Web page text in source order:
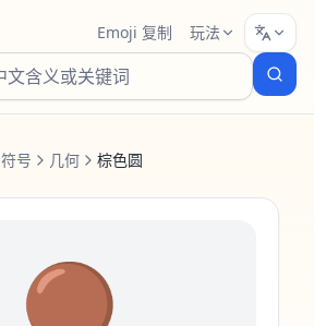
Emoji 复制 玩法
符号 几何 棕色圆
🟤